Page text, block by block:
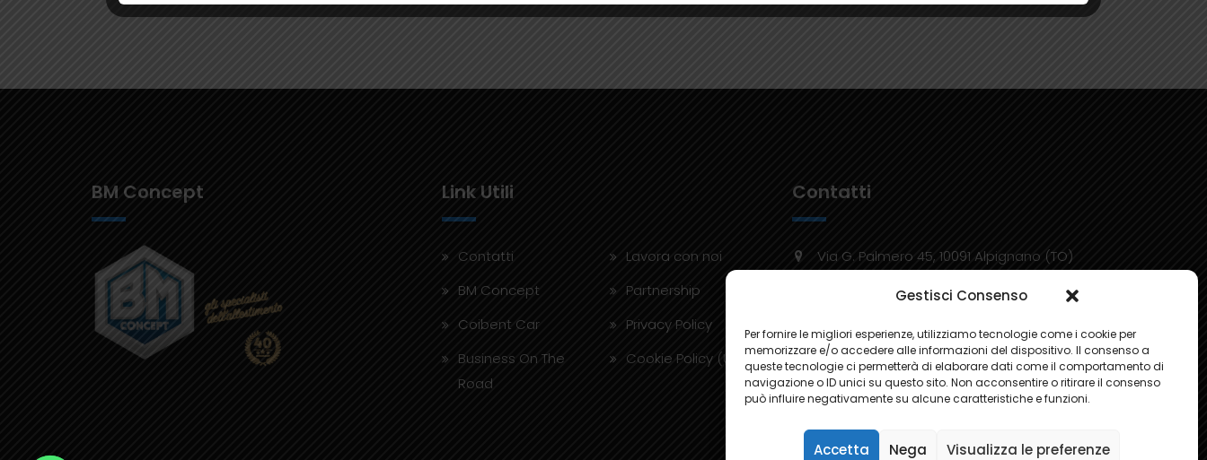
Gestisci Consenso
Per fornire le migliori esperienze, utilizziamo tecnologie come i cookie per
memorizzare e/o accedere alle informazioni del dispositivo. Il consenso a
queste tecnologie ci permetterà di elaborare dati come il comportamento di
navigazione o ID unici su questo sito. Non acconsentire o ritirare il consenso
può influire negativamente su alcune caratteristiche e funzioni.
Accetta Nega Visualizza le preferenze
BM Concept Link Utili
Contatti
Lavora con noi
BM Concept
Partnership
Coibent Car
Privacy Policy
Business On The
Road
Cookie Policy (UE)
Contatti
Via G. Palmero 45, 10091 Alpignano (TO)
+39 011 9682820